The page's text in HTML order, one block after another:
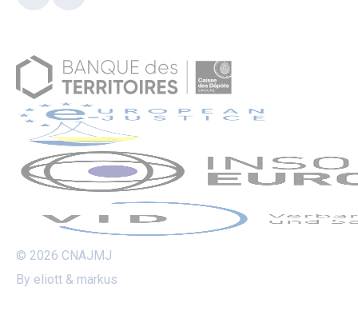
© 2026 CNAJMJ
By eliott & markus